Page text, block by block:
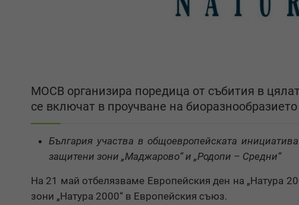
МОСВ организира поредица от събития в
се включат в проучване на
България участва в общоевропейската
защитени зони „Маджарово“ и „Родопи – Средни“
На 21 май отбелязваме Европейския ден на „Натура
зони „Натура 2000“ в Европейския съюз.